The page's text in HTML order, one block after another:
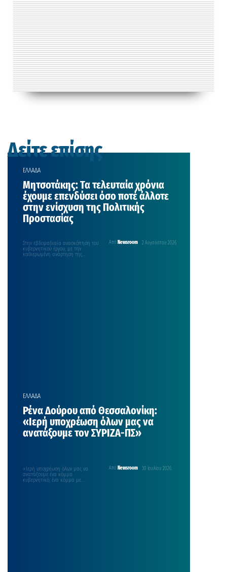
Δείτε επίσης
ΕΛΛΑΔΑ
Μητσοτάκης: Τα τελευταία χρόνια
έχουμε επενδύσει όσο ποτέ άλλοτε
στην ενίσχυση της Πολιτικής
Προστασίας
Από Newsroom 2 Αυγούστου 2026
Στην εβδομαδιαία ανασκόπηση του
κυβερνητικού έργου, με την
καθιερωμένη ανάρτηση της
ΕΛΛΑΔΑ
Ρένα Δούρου από Θεσσαλονίκη:
«Ιερή υποχρέωση όλων μας να
ανατάξουμε τον ΣΥΡΙΖΑ-ΠΣ»
Από Newsroom 30 Ιουλίου 2026
«Ιερή υποχρέωση όλων μας να
ανατάξουμε ένα κόμμα
κυβερνητικό, ένα κόμμα με